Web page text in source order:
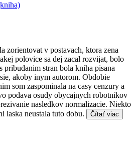
zorientovat v postavach, ktora zena
polovice sa dej zacal rozvijat, bolo
pribudanim stran bola kniha pisana
akoby inym autorom. Obdobie
som zaspominala na casy cenzury a
podava osudy obycajnych robotnikov
nasledkov normalizacie. Niekto
laska neustala tuto dobu.
Čítať viac